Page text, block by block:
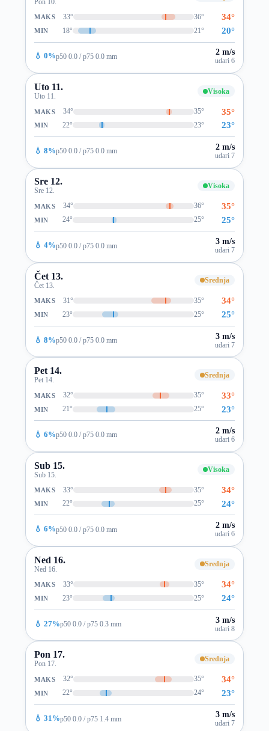
MAKS 33° 36° 34°
MIN 18° 21° 20°
💧 0%p50 0.0 / p75 0.0 mm 2 m/s
udari 6
Uto 11.
Uto 11.
Visoka
MAKS 34° 35° 35°
MIN 22° 23° 23°
💧 8%p50 0.0 / p75 0.0 mm 2 m/s
udari 7
Sre 12.
Sre 12.
Visoka
MAKS 34° 36° 35°
MIN 24° 25° 25°
💧 4%p50 0.0 / p75 0.0 mm 3 m/s
udari 7
Čet 13.
Čet 13.
Srednja
MAKS 31° 35° 34°
MIN 23° 25° 25°
💧 8%p50 0.0 / p75 0.0 mm 3 m/s
udari 7
Pet 14.
Pet 14.
Srednja
MAKS 32° 35° 33°
MIN 21° 25° 23°
💧 6%p50 0.0 / p75 0.0 mm 2 m/s
udari 6
Sub 15.
Sub 15.
Visoka
MAKS 33° 35° 34°
MIN 22° 25° 24°
💧 6%p50 0.0 / p75 0.0 mm 2 m/s
udari 6
Ned 16.
Ned 16.
Srednja
MAKS 33° 35° 34°
MIN 23° 25° 24°
💧 27%p50 0.0 / p75 0.3 mm 3 m/s
udari 8
Pon 17.
Pon 17.
Srednja
MAKS 32° 35° 34°
MIN 22° 24° 23°
💧 31%p50 0.0 / p75 1.4 mm 3 m/s
udari 7